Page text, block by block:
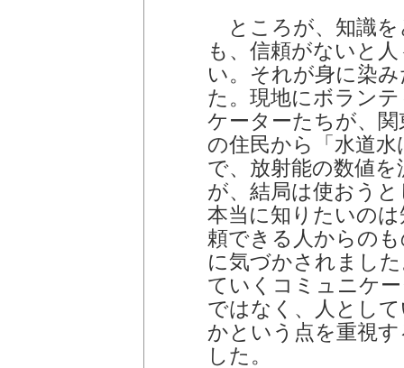
ところが、知識を
も、信頼がないと
い。それが身に染
た。現地にボラン
ケーターたちが、
の住民から「水道
で、放射能の数値
が、結局は使おう
本当に知りたいの
頼できる人からの
に気づかされまし
ていくコミュニケ
ではなく、人とし
かという点を重視
した。